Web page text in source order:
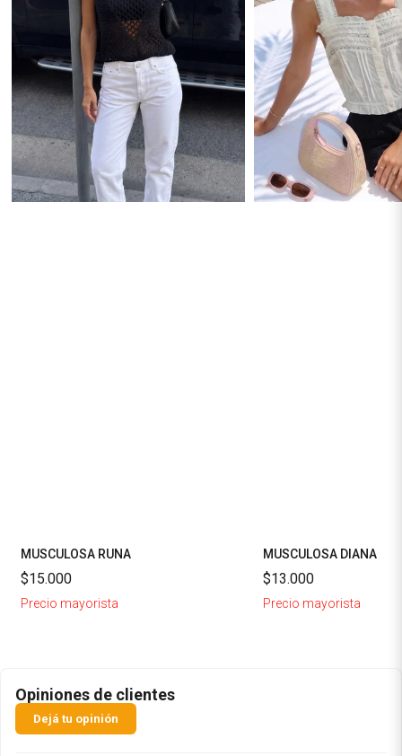
MUSCULOSA RUNA
$15.000
Precio mayorista
MUSCULOSA DIANA
$13.000
Precio mayorista
Opiniones de clientes
Dejá tu opinión